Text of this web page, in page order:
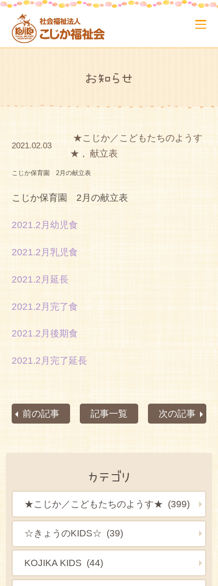
お知らせ
2021.02.03
★こじか／こどもたちのようす
★ , 献立表
こじか保育園 2月の献立表
こじか保育園 2月の献立表
2021.2月幼児食
2021.2月乳児食
2021.2月延長
2021.2月完了食
2021.2月後期食
2021.2月完了延長
前の記事 記事一覧 次の記事
カテゴリ
★こじか／こどもたちのようす★ (399)
☆きょうのKIDS☆ (39)
KOJIKA KIDS (44)